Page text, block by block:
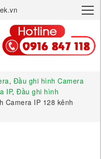
×
, Đầu ghi hình Camera
IP, Đầu ghi hình
Camera IP 128 kênh